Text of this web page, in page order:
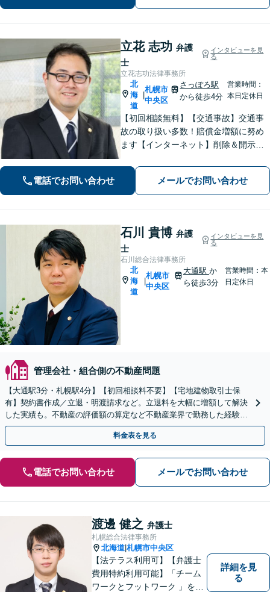
立花 志功 弁護
士
インタビューを見
る
立花志功法律事務所
北
海
道
札幌市
中央区
さっぽろ駅
から徒歩4分
営業時間：
本日定休日
【初回相談無料】【交通事故】交通事
故の取り扱い多数！賠償金増額に努め
ます【インターネット】削除＆開示請
事事件】超速対応！【電話・メール相
談可】【大通駅／札幌駅5分】
電話でお問い合わせ メールでお問い合わせ
石川 貴博 弁護
士
インタビューを見
る
石川総合法律事務所
北
海
道
札幌市
中央区
大通駅 か
ら徒歩3分
営業時間：本
日定休日
管理会社・組合側の不動産問題
【大通駅3分・札幌駅4分】【初回相談料不要】【宅地建物取引士保
有】契約書作成／立退・明渡請求など。立退料を大幅に増額して解決
した実績も。不動産の評価額の算定など不動産業界で勤務した経験を
活かして相談者さまの目指す解決へ尽力いたします
料金表を見る
電話でお問い合わせ メールでお問い合わせ
渡邊 健之 弁護士
札幌総合法律事務所
北海道 札幌市中央区
【法テラス利用可】【弁護士
費用特約利用可能】「チーム
ワークとフットワーク 」を合
詳細を見
る